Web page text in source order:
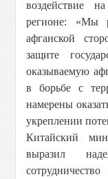
воздействие
регионе: «Мы
афганской
защите
оказываемую
в борьбе с
намерены
укреплении
Китайский
выразил